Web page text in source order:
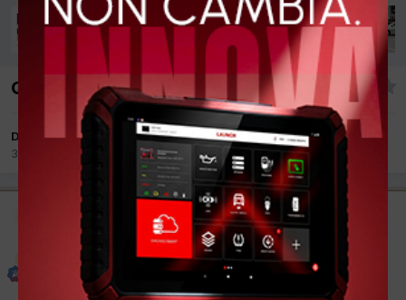
Quasi sessanta e non sentirli.
Da puzzoneddu
3 Aprile 2017
Off-Topic
Moderatore
puzzoneddu
Inviato3 Aprile 2017